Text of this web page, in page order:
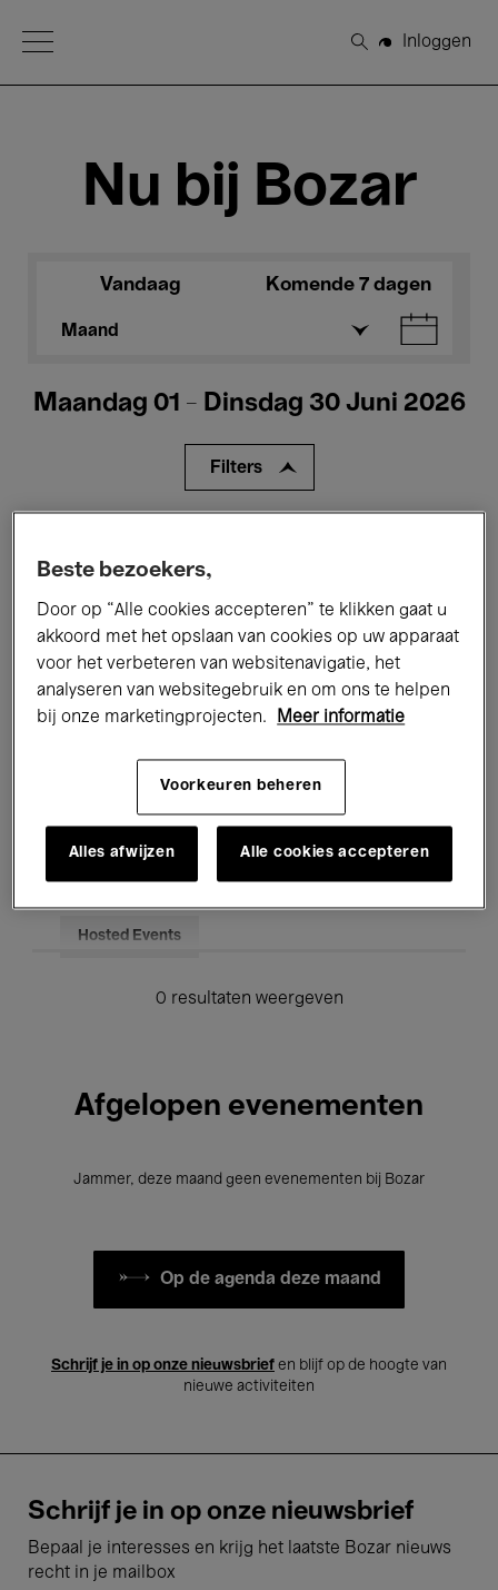
Open Menu
Zoeken
Inloggen
Nu bij Bozar
Vandaag Komende 7 dagen
Maand
Maandag 01 - Dinsdag 30 Juni 2026
Filters
Performances Lezingen & Debatten
Jazz Klassieke Muziek Global Music
Onderwijs Rondleidingen
Hosted Events
0 resultaten weergeven
Afgelopen evenementen
Jammer, deze maand geen evenementen bij Bozar
Op de agenda deze maand
Schrijf je in op onze nieuwsbrief en blijf op de hoogte van
nieuwe activiteiten
Schrijf je in op onze nieuwsbrief
Bepaal je interesses en krijg het laatste Bozar nieuws
recht in je mailbox
Beste bezoekers,
Door op “Alle cookies accepteren” te klikken gaat u
akkoord met het opslaan van cookies op uw apparaat
voor het verbeteren van websitenavigatie, het
analyseren van websitegebruik en om ons te helpen
bij onze marketingprojecten.
Meer informatie
Voorkeuren beheren
Alles afwijzen Alle cookies accepteren